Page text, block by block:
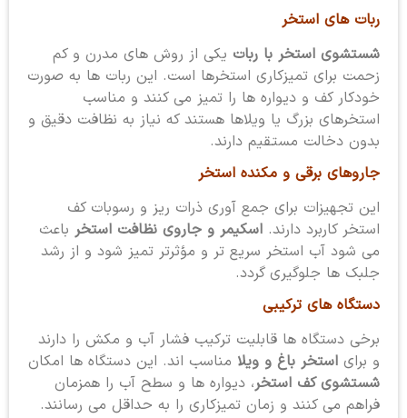
ربات های استخر
شستشوی استخر با رباتیکی از روش های مدرن و کم
زحمت برای تمیزکاری استخرها است. این ربات ها به صورت
خودکار کف و دیواره ها را تمیز می کنند و مناسب
استخرهای بزرگ یا ویلاها هستند که نیاز به نظافت دقیق و
بدون دخالت مستقیم دارند.
جاروهای برقی و مکنده استخر
این تجهیزات برای جمع آوری ذرات ریز و رسوبات کف
استخر کاربرد دارند. اسکیمر و جاروی نظافت استخرباعث
می شود آب استخر سریع تر و مؤثرتر تمیز شود و از رشد
جلبک ها جلوگیری گردد.
دستگاه های ترکیبی
برخی دستگاه ها قابلیت ترکیب فشار آب و مکش را دارند
و برای استخر باغ و ویلامناسب اند. این دستگاه ها امکان
شستشوی کف استخر، دیواره ها و سطح آب را همزمان
فراهم می کنند و زمان تمیزکاری را به حداقل می رسانند.